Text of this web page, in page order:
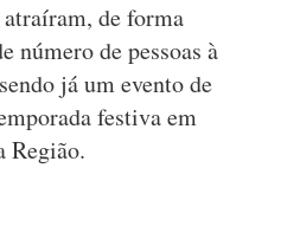
de forma
número de pessoas à
já um evento de
festiva em
Região.